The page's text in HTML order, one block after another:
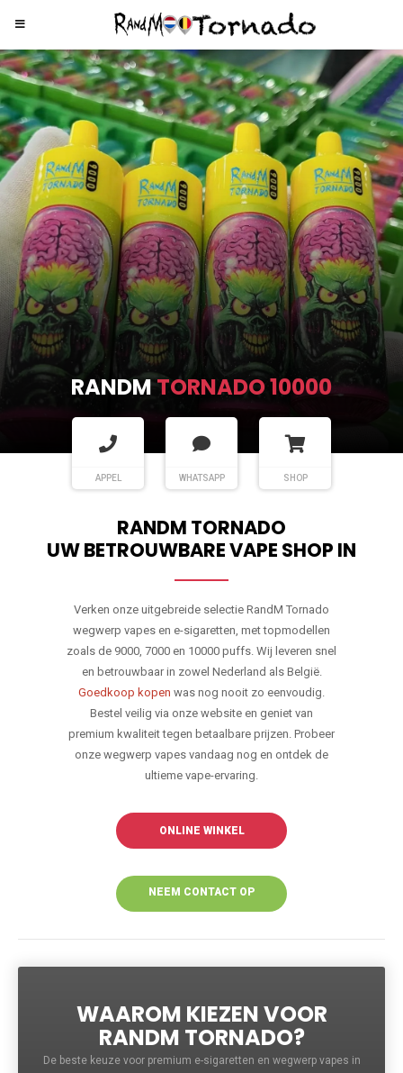
RANDMTORNADO 9000
APPEL WHATSAPP SHOP
RANDM TORNADO
UW BETROUWBARE VAPE SHOP IN
Verken onze uitgebreide selectie RandM Tornado
wegwerp vapes en e-sigaretten, met topmodellen
zoals de 9000, 7000 en 10000 puffs. Wij leveren snel
en betrouwbaar in zowel Nederland als België.
Goedkoop kopen was nog nooit zo eenvoudig.
Bestel veilig via onze website en geniet van
premium kwaliteit tegen betaalbare prijzen. Probeer
onze wegwerp vapes vandaag nog en ontdek de
ultieme vape-ervaring.
ONLINE WINKEL
NEEM CONTACT OP
WAAROM KIEZEN VOOR
RANDM TORNADO?
De beste keuze voor premium e-sigaretten en wegwerp vapes in